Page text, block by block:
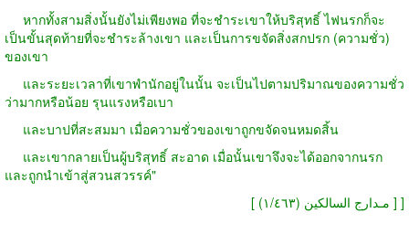
หากทั้งสามสิ่งนั้นยังไม่เพียงพอ ที่จะชำระเขาให้บริสุทธิ์ ไฟนรกก็จะ
เป็นขั้นสุดท้ายที่จะชำระล้างเขา และเป็นการขจัดสิ่งสกปรก (ความชั่ว)
ของเขา
และระยะเวลาที่เขาพำนักอยู่ในนั้น จะเป็นไปตามปริมาณของความชั่ว
ว่ามากหรือน้อย รุนแรงหรือเบา
และบาปที่สะสมมา เมื่อความชั่วของเขาถูกขจัดจนหมดสิ้น
และเขากลายเป็นผู้บริสุทธิ์ สะอาด เมื่อนั้นเขาจึงจะได้ออกจากนรก
และถูกนำเข้าสู่สวนสวรรค์"
[ مـدارج السالكين (١/٤٦٣) ] ]